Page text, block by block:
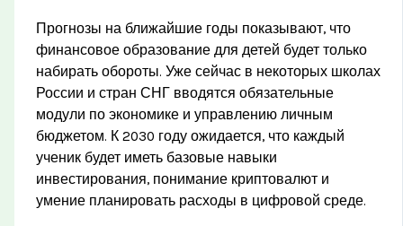
Прогнозы на ближайшие годы показывают, что
финансовое образование для детей будет только
набирать обороты. Уже сейчас в некоторых школах
России и стран СНГ вводятся обязательные
модули по экономике и управлению личным
бюджетом. К 2030 году ожидается, что каждый
ученик будет иметь базовые навыки
инвестирования, понимание криптовалют и
умение планировать расходы в цифровой среде.